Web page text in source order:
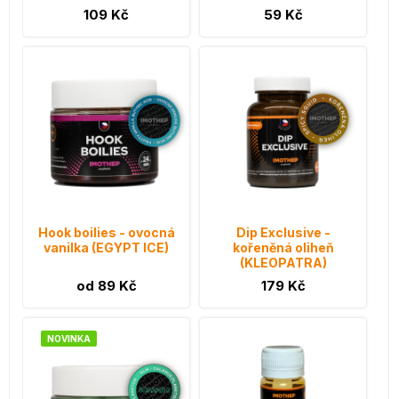
109 Kč 59 Kč
Hook boilies - ovocná
vanilka (EGYPT ICE)
od 89 Kč
Dip Exclusive -
kořeněná oliheň
(KLEOPATRA)
179 Kč
NOVINKA